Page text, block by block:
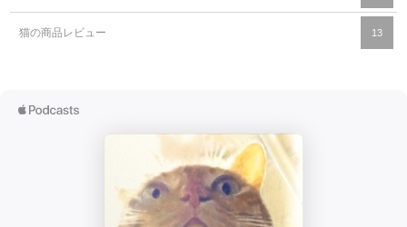
猫の商品レビュー 13